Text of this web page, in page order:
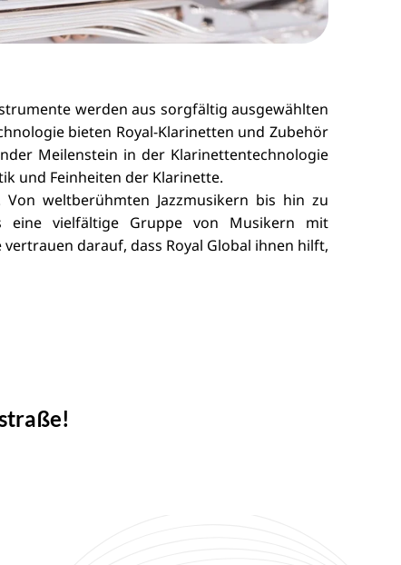
werden aus sorgfältig ausgewählten
bieten Royal-Klarinetten und Zubehör
Meilenstein in der Klarinettentechnologie
und Feinheiten der Klarinette.
weltberühmten Jazzmusikern bis hin zu
eine vielfältige Gruppe von Musikern mit
darauf, dass Royal Global ihnen hilft,